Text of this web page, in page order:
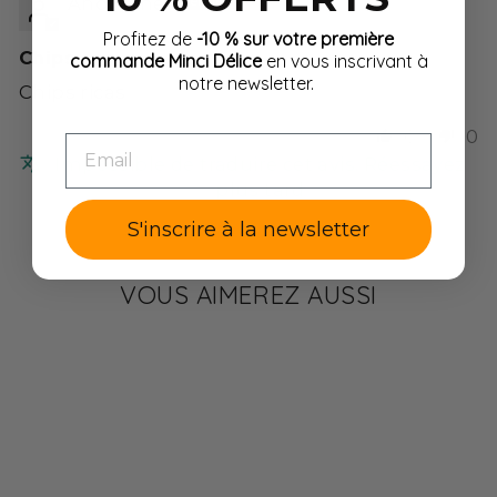
Chips
Chips ricas
0
0
Impossible de traduire cet avis. Réessayez
plus tard
VOUS AIMEREZ AUSSI
Profitez de -10 % sur votre première
commande Minci Déliceen vous inscrivant à
notre newsletter.
S'inscrire à la newsletter